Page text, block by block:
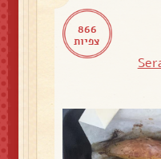
866
צפיות